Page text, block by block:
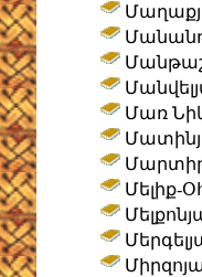
Մառ
Մելիք-